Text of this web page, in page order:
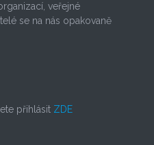
veřejné
se na nás opakovaně
přihlásit ZDE